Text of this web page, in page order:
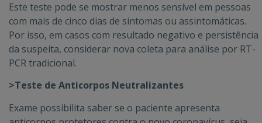
Este teste pode se mostrar menos sensível em pessoas
com mais de cinco dias de sintomas ou assintomáticas.
Por isso, em casos com resultado negativo e persistência
da suspeita, considerar nova coleta para análise por RT-
PCR tradicional.
>Teste de Anticorpos Neutralizantes
Exame possibilita saber se o paciente apresenta